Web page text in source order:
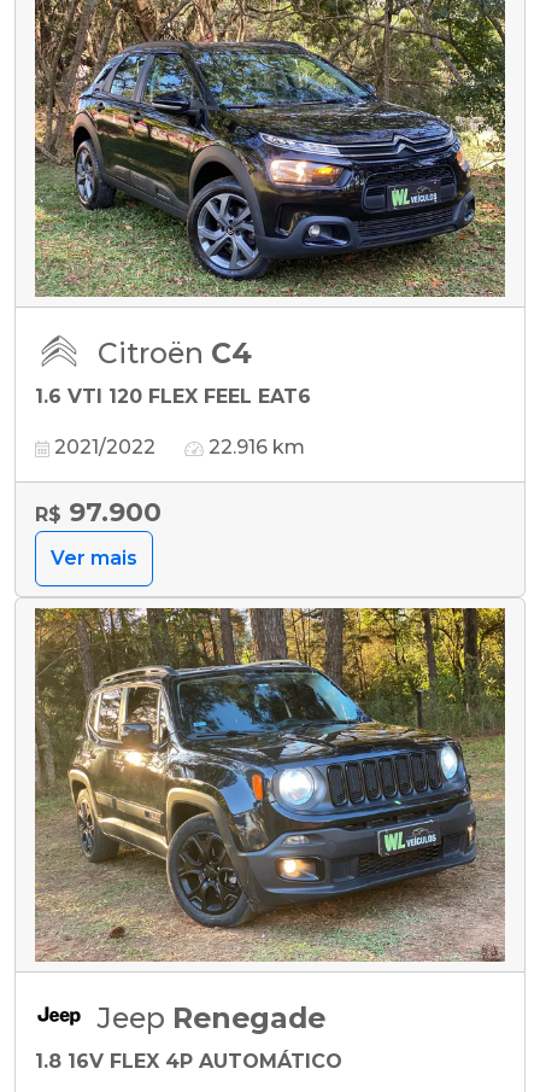
Citroën C4
1.6 VTI 120 FLEX FEEL EAT6
2021/2022 22.916 km
R$ 97.900
Ver mais
Jeep Renegade
1.8 16V FLEX 4P AUTOMÁTICO